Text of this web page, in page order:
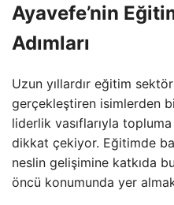
Ayavefe’nin
Adımları
Uzun yıllardır eğitim
gerçekleştiren isimlerden
liderlik vasıflarıyla
dikkat çekiyor. Eğitimde
neslin gelişimine katkıda
öncü konumunda yer